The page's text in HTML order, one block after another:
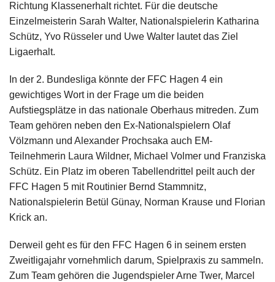
Richtung Klassenerhalt richtet. Für die deutsche
Einzelmeisterin Sarah Walter, Nationalspielerin Katharina
Schütz, Yvo Rüsseler und Uwe Walter lautet das Ziel
Ligaerhalt.
In der 2. Bundesliga könnte der FFC Hagen 4 ein
gewichtiges Wort in der Frage um die beiden
Aufstiegsplätze in das nationale Oberhaus mitreden. Zum
Team gehören neben den Ex-Nationalspielern Olaf
Völzmann und Alexander Prochsaka auch EM-
Teilnehmerin Laura Wildner, Michael Volmer und Franziska
Schütz. Ein Platz im oberen Tabellendrittel peilt auch der
FFC Hagen 5 mit Routinier Bernd Stammnitz,
Nationalspielerin Betül Günay, Norman Krause und Florian
Krick an.
Derweil geht es für den FFC Hagen 6 in seinem ersten
Zweitligajahr vornehmlich darum, Spielpraxis zu sammeln.
Zum Team gehören die Jugendspieler Arne Twer, Marcel